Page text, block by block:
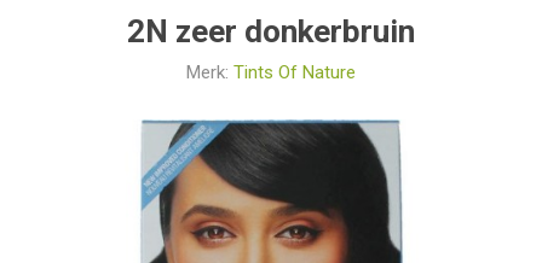
2N zeer donkerbruin
Merk: Tints Of Nature